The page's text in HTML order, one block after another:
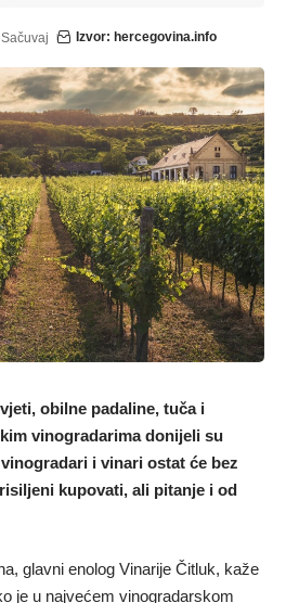
Izvor: hercegovina.info
obilne padaline, tuča i
vinogradarima donijeli su
i vinari ostat će bez
kupovati, ali pitanje i od
glavni enolog Vinarije Čitluk, kaže
je u najvećem vinogradarskom